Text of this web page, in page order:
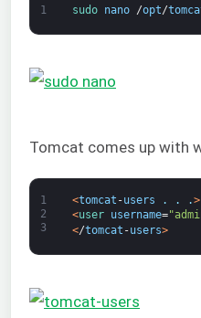
1 sudo nano /opt/
Tomcat comes up with
1
2
3
<tomcat -users . . .>
<user username=
</tomcat -users>